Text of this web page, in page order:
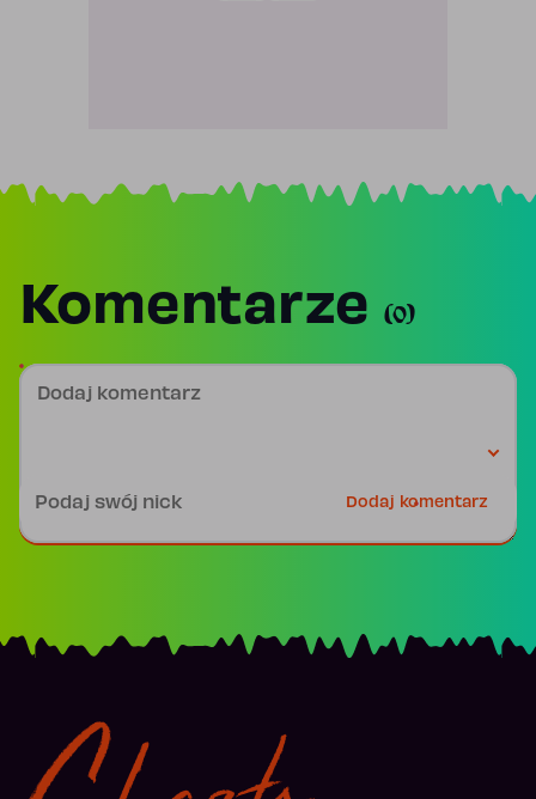
Komentarze (0)
Dodaj komentarz
Dodaj komentarz